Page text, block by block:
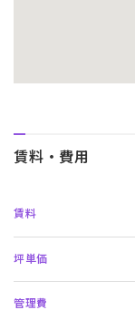
賃料・費用
賃料
坪単価
管理費